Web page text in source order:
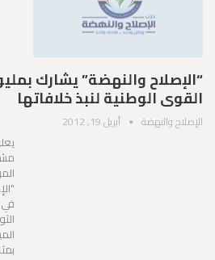
“الإصلاح والنهضة” يشارك
القوى الوطنية لنبذ خلافاتها
الإصلاح والنهضة أبريل 19, 2012